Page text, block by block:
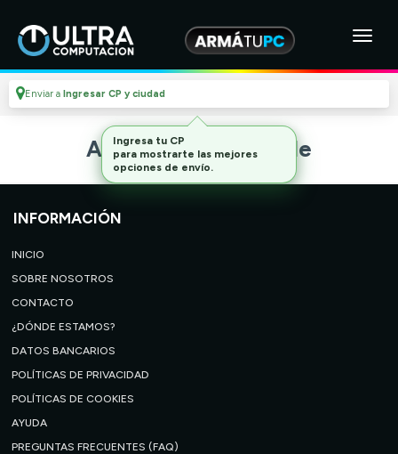
Enviar a Ingresar CP y ciudad
Artículo no disponible
INFORMACIÓN
INICIO
SOBRE NOSOTROS
CONTACTO
¿DÓNDE ESTAMOS?
DATOS BANCARIOS
POLÍTICAS DE PRIVACIDAD
POLÍTICAS DE COOKIES
AYUDA
PREGUNTAS FRECUENTES (FAQ)
Ingresa tu CP
para mostrarte las mejores
opciones de envío.